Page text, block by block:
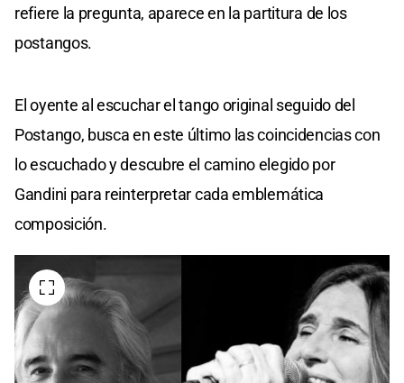
refiere la pregunta, aparece en la partitura de los
postangos.
El oyente al escuchar el tango original seguido del
Postango, busca en este último las coincidencias con
lo escuchado y descubre el camino elegido por
Gandini para reinterpretar cada emblemática
composición.